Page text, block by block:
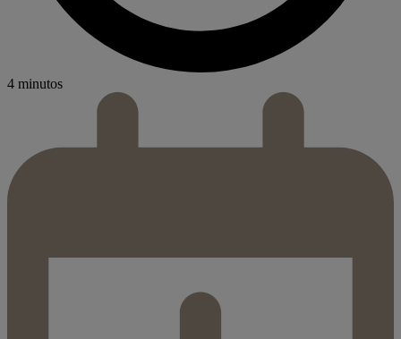
4 minutos